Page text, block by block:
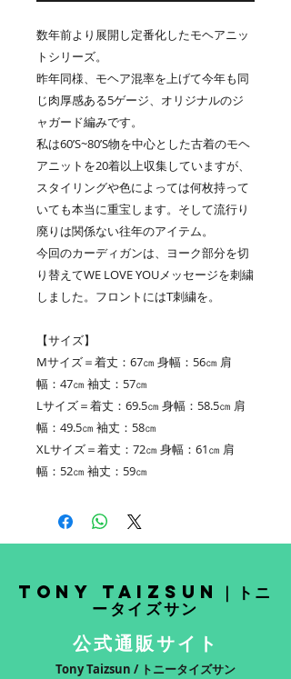
数年前より展開し定番化したモヘアニッ
トシリーズ。
昨年同様、モヘア混率を上げて今年も同
じ肉厚感ある5ゲージ、オリジナルのジ
ャガード編みです。
私は60’S~80’S物を中心とした古着のモヘ
アニットを20着以上収集していますが、
スタイリングや色によっては何枚持って
いても本当に重宝します。そして流行り
廃りは関係ない往年のアイテム。
今回のカーディガンは、ヨーク部分を切
り替えてWE LOVE YOUメッセージを刺繍
しました。フロントにはT刺繍を。
【サイズ】
Mサイズ＝着丈：67㎝ 身幅：56㎝ 肩
幅：47㎝ 袖丈：57㎝
Lサイズ＝着丈：69.5㎝ 身幅：58.5㎝ 肩
幅：49.5㎝ 袖丈：58㎝
XLサイズ＝着丈：72㎝ 身幅：61㎝ 肩
幅：52㎝ 袖丈：59㎝
Tony Taizsun｜トニ
ータイズサン
公式通販サイト
Tony Taizsun / トニータイズサン